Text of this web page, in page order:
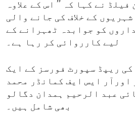
نے کہا کہ ’’ اس کے علاوہ
کے خلاف کی جانے والی
کو جوابدہ ٹھہرانے کے
لیے کارروائی کر رہا ہے۔
کی ریپڈ سپورٹ فورسز کے ایک
اورآر ایس ایف کمانڈر محمد
عبد الرحیم ہمدان دگالو
بھی شامل ہیں۔